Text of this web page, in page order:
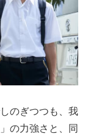
のぎつつも、我
の力強さと、同